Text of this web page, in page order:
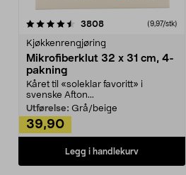
3808anmeldelser(9,97/stk)
Kjøkkenrengjøring
Mikrofiberklut 32 x 31 cm, 4-
pakning
Kåret til «soleklar favoritt» i
svenske Afton...
Utførelse: Grå/beige
39,90
Legg i handlekurv
4.5av 5 stjerner